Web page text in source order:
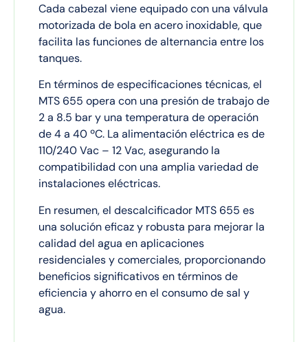
Cada cabezal viene equipado con una válvula
motorizada de bola en acero inoxidable, que
facilita las funciones de alternancia entre los
tanques.
En términos de especificaciones técnicas, el
MTS 655 opera con una presión de trabajo de
2 a 8.5 bar y una temperatura de operación
de 4 a 40 ºC. La alimentación eléctrica es de
110/240 Vac – 12 Vac, asegurando la
compatibilidad con una amplia variedad de
instalaciones eléctricas.
En resumen, el descalcificador MTS 655 es
una solución eficaz y robusta para mejorar la
calidad del agua en aplicaciones
residenciales y comerciales, proporcionando
beneficios significativos en términos de
eficiencia y ahorro en el consumo de sal y
agua.